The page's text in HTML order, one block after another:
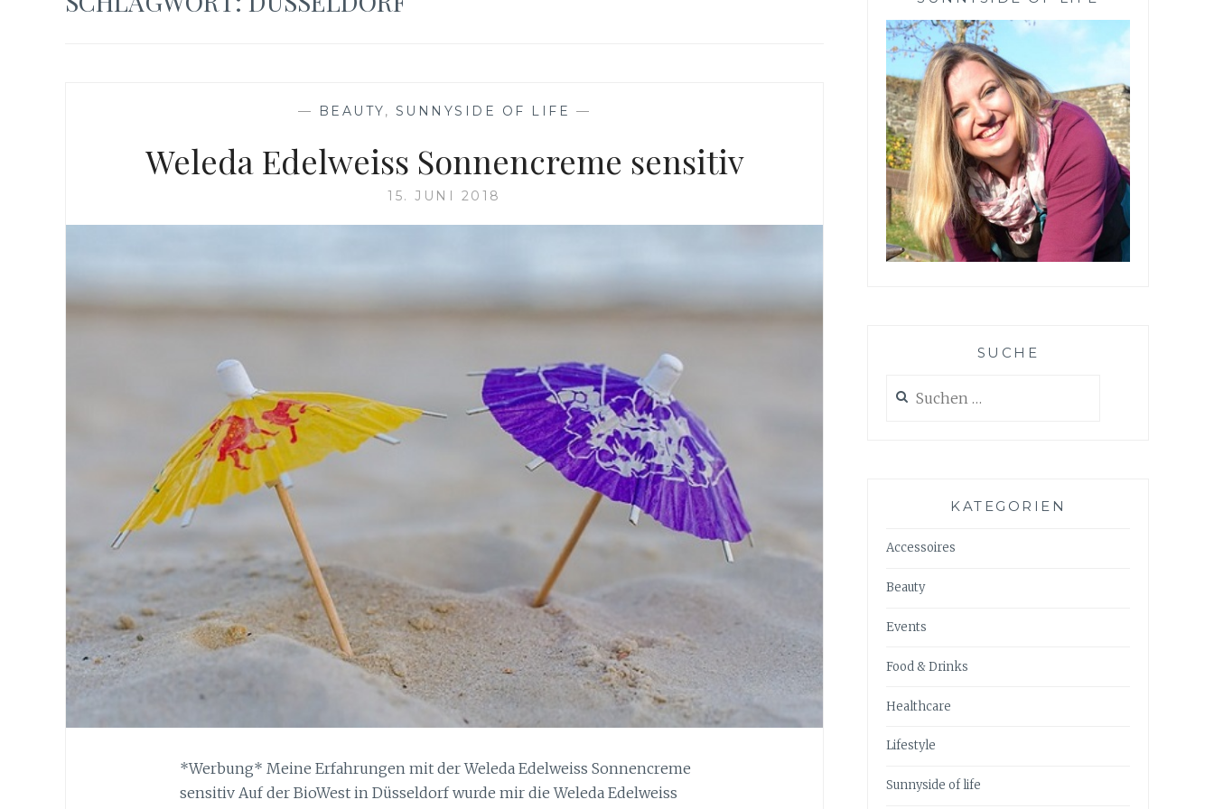
— BEAUTY, SUNNYSIDE OF LIFE —
Weleda Edelweiss Sonnencreme sensitiv
15. JUNI 2018
*Werbung* Meine Erfahrungen mit der Weleda Edelweiss Sonnencreme
sensitiv Auf der BioWest in Düsseldorf wurde mir die Weleda Edelweiss
SUCHE
nach:
KATEGORIEN
Accessoires
Beauty
Events
Food & Drinks
Healthcare
Lifestyle
Sunnyside of life